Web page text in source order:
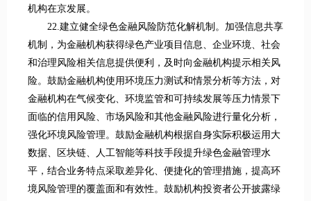
机构在京发展。
22.建立健全绿色金融风险防范化解机制。加强信息共享
机制，为金融机构获得绿色产业项目信息、企业环境、社会
和治理风险相关信息提供便利，及时向金融机构提示相关风
险。鼓励金融机构使用环境压力测试和情景分析等方法，对
金融机构在气候变化、环境监管和可持续发展等压力情景下
面临的信用风险、市场风险和其他金融风险进行量化分析，
强化环境风险管理。鼓励金融机构根据自身实际积极运用大
数据、区块链、人工智能等科技手段提升绿色金融管理水
平，结合业务特点采取差异化、便捷化的管理措施，提高环
境风险管理的覆盖面和有效性。鼓励机构投资者公开披露绿